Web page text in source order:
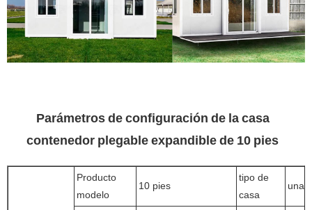
Parámetros de configuración de la casa
contenedor plegable expandible de 10 pies
Producto
modelo
10 pies
tipo de
casa
una